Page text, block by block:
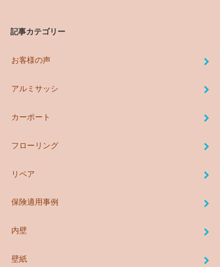
記事カテゴリー
お客様の声
アルミサッシ
カーポート
フローリング
リペア
保険適用事例
内壁
壁紙